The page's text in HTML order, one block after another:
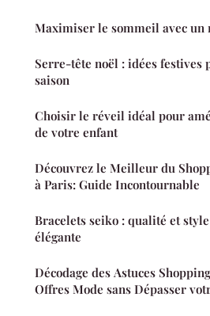
Maximiser le sommeil avec un
Serre-tête noël : idées
saison
Choisir le réveil idéal pour
de votre enfant
Découvrez le Meilleur du
à Paris: Guide Incontournable
Bracelets seiko : qualité et
élégante
Décodage des Astuces
Offres Mode sans Dépasser